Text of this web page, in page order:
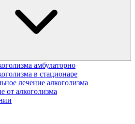
амбулаторно
в стационаре
лечение алкоголизма
от алкоголизма